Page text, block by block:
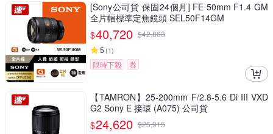
[Sony公司貨 保固24個月] FE 50mm F1.4 GM
全片幅標準定焦鏡頭 SEL50F14GM
$40,720 $42,863
5 (1)
限時下殺 券
【TAMRON】25-200mm F/2.8-5.6 Di III VXD
G2 Sony E 接環 (A075) 公司貨
$24,620 $25,915